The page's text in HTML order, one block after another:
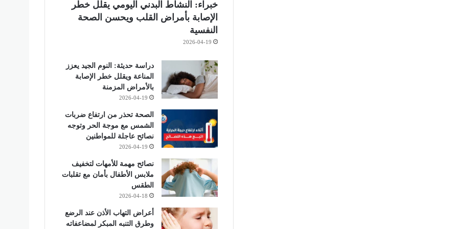
خبراء: النشاط البدني اليومي يقلل خطر
الإصابة بأمراض القلب ويحسن الصحة
النفسية
2026-04-19
دراسة حديثة: النوم الجيد يعزز
المناعة ويقلل خطر الإصابة
بالأمراض المزمنة
2026-04-19
الصحة تحذر من ارتفاع ضربات
الشمس مع موجة الحر وتوجه
نصائح عاجلة للمواطنين
2026-04-19
نصائح مهمة للأمهات لتخفيف
ملابس الأطفال بأمان مع تقلبات
الطقس
2026-04-18
أعراض التهاب الأذن عند الرضع
وطرق التنبه المبكر لمضاعفاته